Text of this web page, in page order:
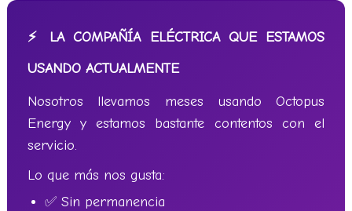
⚡ LA COMPAÑÍA ELÉCTRICA QUE ESTAMOS
USANDO ACTUALMENTE
Nosotros llevamos meses usando Octopus
Energy y estamos bastante contentos con el
servicio.
Lo que más nos gusta:
✅ Sin permanencia